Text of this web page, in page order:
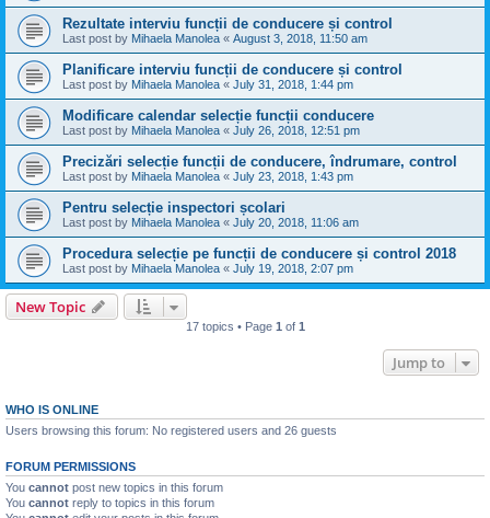
Rezultate interviu funcții de conducere și control
Last post by Mihaela Manolea « August 3, 2018, 11:50 am
Planificare interviu funcții de conducere și control
Last post by Mihaela Manolea « July 31, 2018, 1:44 pm
Modificare calendar selecție funcții conducere
Last post by Mihaela Manolea « July 26, 2018, 12:51 pm
Precizări selecție funcții de conducere, îndrumare, control
Last post by Mihaela Manolea « July 23, 2018, 1:43 pm
Pentru selecție inspectori școlari
Last post by Mihaela Manolea « July 20, 2018, 11:06 am
Procedura selecție pe funcții de conducere și control 2018
Last post by Mihaela Manolea « July 19, 2018, 2:07 pm
New Topic
17 topics • Page 1 of 1
Jump to
WHO IS ONLINE
Users browsing this forum: No registered users and 26 guests
FORUM PERMISSIONS
You cannot post new topics in this forum
You cannot reply to topics in this forum